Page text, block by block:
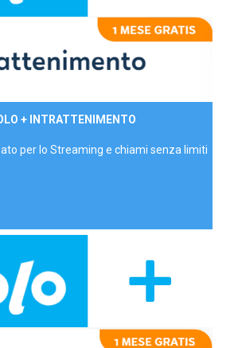
+ INTRATTENIMENTO
per lo Streaming e chiami senza limiti